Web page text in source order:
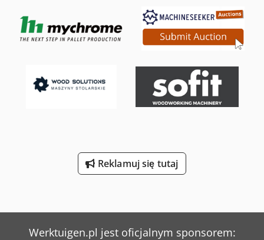
Reklamuj się tutaj
Werktuigen.pl jest oficjalnym sponsorem: